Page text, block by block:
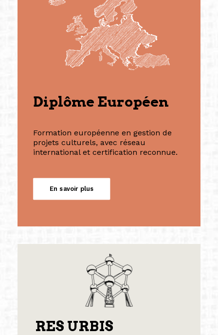
Diplôme Européen
Formation européenne en gestion de
projets culturels, avec réseau
international et certification reconnue.
En savoir plus
RES URBIS